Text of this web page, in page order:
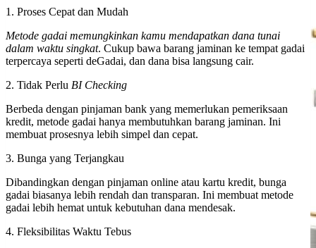
1. Proses Cepat dan Mudah
Metode gadai memungkinkan kamu mendapatkan dana tunai
dalam waktu singkat. Cukup bawa barang jaminan ke tempat gadai
terpercaya seperti deGadai, dan dana bisa langsung cair.
2. Tidak Perlu BI Checking
Berbeda dengan pinjaman bank yang memerlukan pemeriksaan
kredit, metode gadai hanya membutuhkan barang jaminan. Ini
membuat prosesnya lebih simpel dan cepat.
3. Bunga yang Terjangkau
Dibandingkan dengan pinjaman online atau kartu kredit, bunga
gadai biasanya lebih rendah dan transparan. Ini membuat metode
gadai lebih hemat untuk kebutuhan dana mendesak.
4. Fleksibilitas Waktu Tebus